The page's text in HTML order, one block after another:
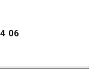
06